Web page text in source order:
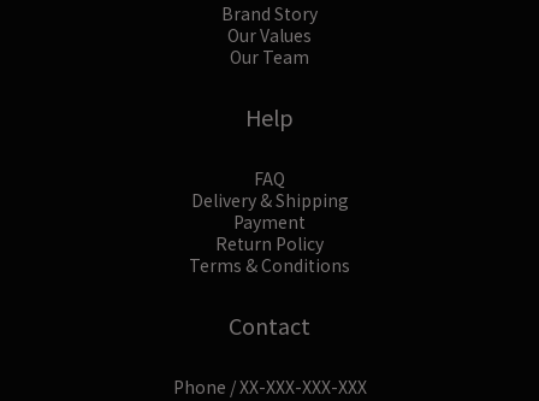
Brand Story
Our Values
Our Team
Help
FAQ
Delivery & Shipping
Payment
Return Policy
Terms & Conditions
Contact
Phone / XX-XXX-XXX-XXX